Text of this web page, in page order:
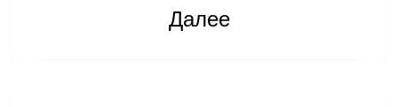
Далее